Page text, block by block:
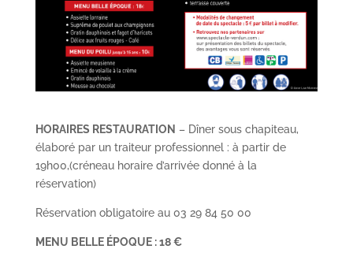
HORAIRES RESTAURATION – Dîner sous chapiteau,
élaboré par un traiteur professionnel : à partir de
19h00,(créneau horaire d’arrivée donné à la
réservation)
Réservation obligatoire au 03 29 84 50 00
MENU BELLE ÉPOQUE : 18 €